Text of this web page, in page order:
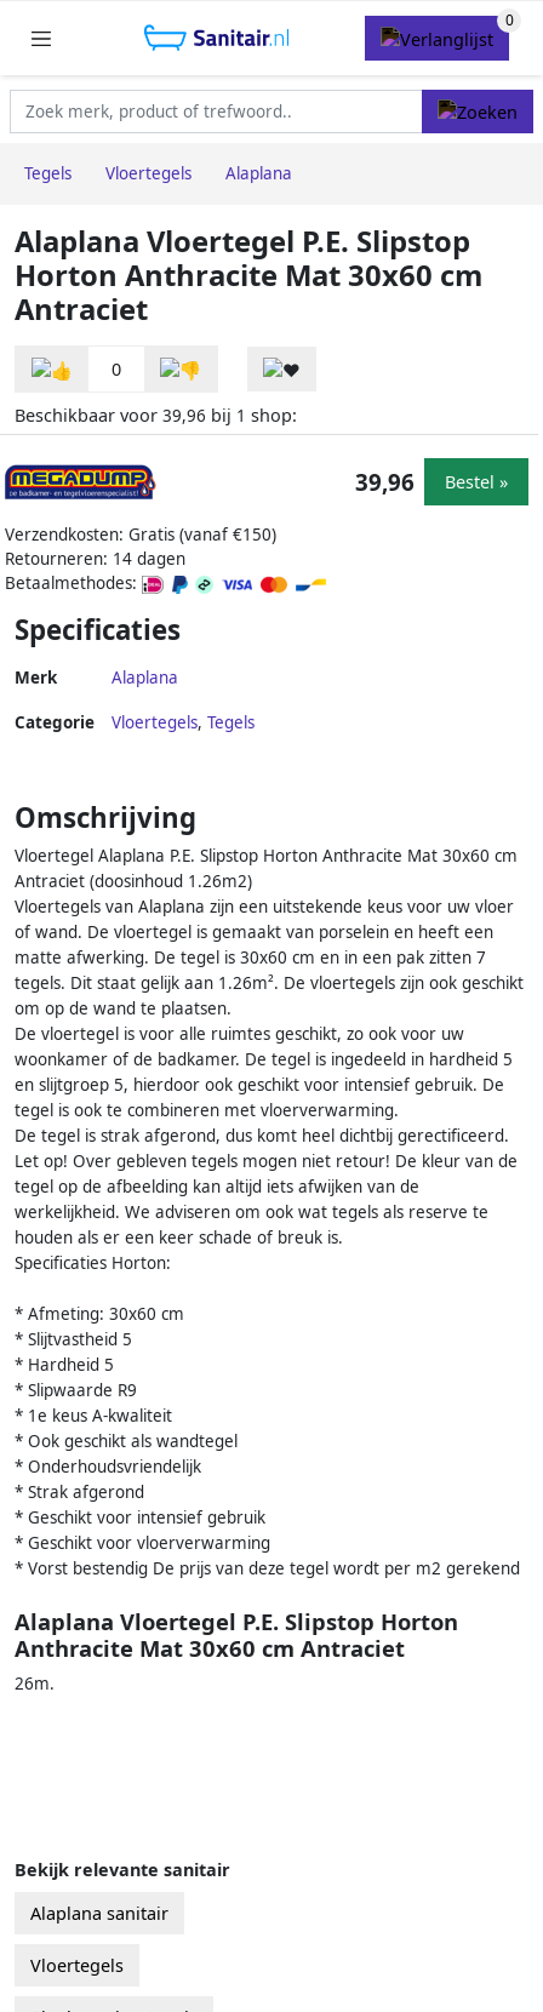
Tegels Vloertegels Alaplana
Alaplana Vloertegel P.E. Slipstop
Horton Anthracite Mat 30x60 cm
Antraciet
0
Beschikbaar voor 39,96 bij 1 shop:
Verzendkosten: Gratis (vanaf €150)
Retourneren: 14 dagen
Betaalmethodes:
39,96 Bestel »
Specificaties
Merk Alaplana
Categorie Vloertegels, Tegels
Omschrijving
Vloertegel Alaplana P.E. Slipstop Horton Anthracite Mat 30x60 cm
Antraciet (doosinhoud 1.26m2)
Vloertegels van Alaplana zijn een uitstekende keus voor uw vloer
of wand. De vloertegel is gemaakt van porselein en heeft een
matte afwerking. De tegel is 30x60 cm en in een pak zitten 7
tegels. Dit staat gelijk aan 1.26m². De vloertegels zijn ook geschikt
om op de wand te plaatsen.
De vloertegel is voor alle ruimtes geschikt, zo ook voor uw
woonkamer of de badkamer. De tegel is ingedeeld in hardheid 5
en slijtgroep 5, hierdoor ook geschikt voor intensief gebruik. De
tegel is ook te combineren met vloerverwarming.
De tegel is strak afgerond, dus komt heel dichtbij gerectificeerd.
Let op! Over gebleven tegels mogen niet retour! De kleur van de
tegel op de afbeelding kan altijd iets afwijken van de
werkelijkheid. We adviseren om ook wat tegels als reserve te
houden als er een keer schade of breuk is.
Specificaties Horton:
* Afmeting: 30x60 cm
* Slijtvastheid 5
* Hardheid 5
* Slipwaarde R9
* 1e keus A-kwaliteit
* Ook geschikt als wandtegel
* Onderhoudsvriendelijk
* Strak afgerond
* Geschikt voor intensief gebruik
* Geschikt voor vloerverwarming
* Vorst bestendig De prijs van deze tegel wordt per m2 gerekend
Alaplana Vloertegel P.E. Slipstop Horton
Anthracite Mat 30x60 cm Antraciet
26m.
Bekijk relevante sanitair
Alaplana sanitair
Vloertegels